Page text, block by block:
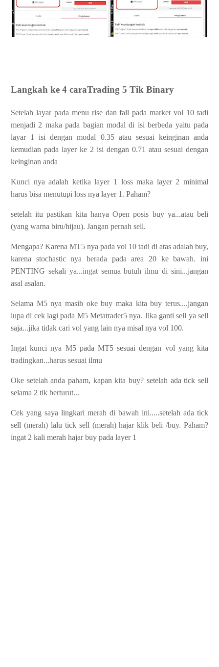
Langkah ke 4 caraTrading 5 Tik Binary
Setelah layar pada menu rise dan fall pada market vol 10 tadi
menjadi 2 maka pada bagian modal di isi berbeda yaitu pada
layar 1 isi dengan modal 0.35 atau sesuai keinginan anda
kemudian pada layer ke 2 isi dengan 0.71 atau sesuai dengan
keinginan anda
Kunci nya adalah ketika layer 1 loss maka layer 2 minimal
harus bisa menutupi loss nya layer 1. Paham?
setelah itu pastikan kita hanya Open posis buy ya...atau beli
(yang warna biru/hijau). Jangan pernah sell.
Mengapa? Karena MT5 nya pada vol 10 tadi di atas adalah buy,
karena stochastic nya berada pada area 20 ke bawah. ini
PENTING sekali ya...ingat semua butuh ilmu di sini...jangan
asal asalan.
Selama M5 nya masih oke buy maka kita buy terus....jangan
lupa di cek lagi pada M5 Metatrader5 nya. Jika ganti sell ya sell
saja...jika tidak cari vol yang lain nya misal nya vol 100.
Ingat kunci nya M5 pada MT5 sesuai dengan vol yang kita
tradingkan...harus sesuai ilmu
Oke setelah anda paham, kapan kita buy? setelah ada tick sell
selama 2 tik berturut...
Cek yang saya lingkari merah di bawah ini.....setelah ada tick
sell (merah) lalu tick sell (merah) hajar klik beli /buy. Paham?
ingat 2 kali merah hajar buy pada layer 1